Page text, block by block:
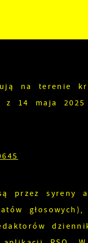
na terenie
z 14 maja
przez syreny
głosowych),